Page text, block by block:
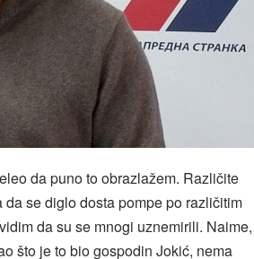
da puno to obrazlažem. Različite
se diglo dosta pompe po različitim
da su se mnogi uznemirili. Naime,
što je to bio gospodin Jokić, nema